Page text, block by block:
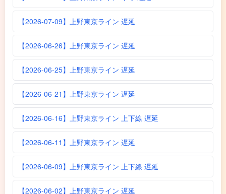
【2026-07-09】上野東京ライン 遅延
【2026-06-26】上野東京ライン 遅延
【2026-06-25】上野東京ライン 遅延
【2026-06-21】上野東京ライン 遅延
【2026-06-16】上野東京ライン 上下線 遅延
【2026-06-11】上野東京ライン 遅延
【2026-06-09】上野東京ライン 上下線 遅延
【2026-06-02】上野東京ライン 遅延